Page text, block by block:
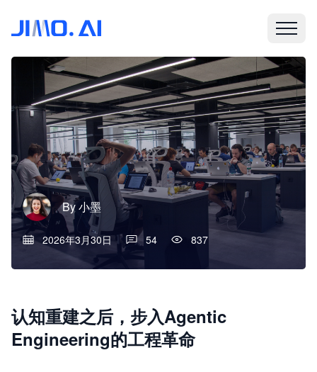
By小墨
2026年3月30日 54 837
认知重建之后，步入Agentic
Engineering的工程革命